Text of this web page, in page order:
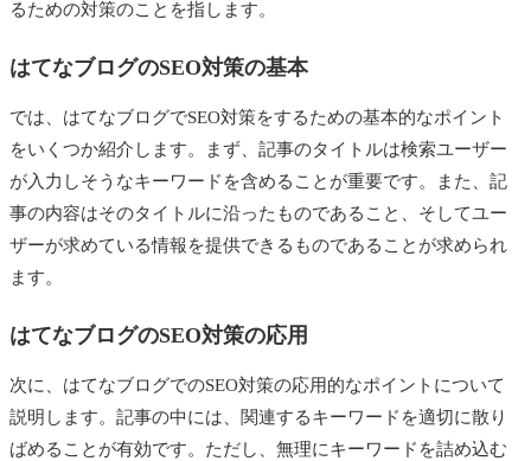
るための対策のことを指します。
はてなブログのSEO対策の基本
では、はてなブログでSEO対策をするための基本的なポイント
をいくつか紹介します。まず、記事のタイトルは検索ユーザー
が入力しそうなキーワードを含めることが重要です。また、記
事の内容はそのタイトルに沿ったものであること、そしてユー
ザーが求めている情報を提供できるものであることが求められ
ます。
はてなブログのSEO対策の応用
次に、はてなブログでのSEO対策の応用的なポイントについて
説明します。記事の中には、関連するキーワードを適切に散り
ばめることが有効です。ただし、無理にキーワードを詰め込む